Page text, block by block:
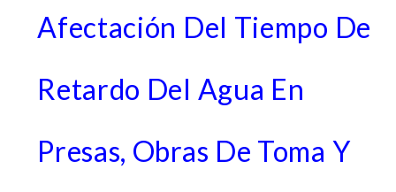
Afectación Del Tiempo De
Retardo Del Agua En
Presas, Obras De Toma Y